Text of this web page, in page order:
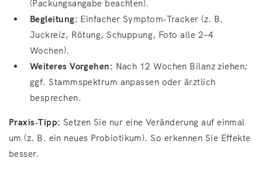
(Packungsangabe beachten).
Begleitung: Einfacher Symptom‑Tracker (z. B.
Juckreiz, Rötung, Schuppung, Foto alle 2–4
Wochen).
Weiteres Vorgehen: Nach 12 Wochen Bilanz ziehen;
ggf. Stammspektrum anpassen oder ärztlich
besprechen.
Praxis‑Tipp: Setzen Sie nur eine Veränderung auf einmal
um (z. B. ein neues Probiotikum). So erkennen Sie Effekte
besser.